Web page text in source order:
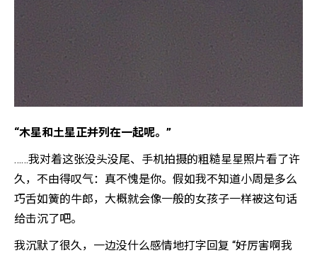
“木星和土星正并列在一起呢。”
……我对着这张没头没尾、手机拍摄的粗糙星星照片看了许
久，不由得叹气：真不愧是你。假如我不知道小周是多么
巧舌如簧的牛郎，大概就会像一般的女孩子一样被这句话
给击沉了吧。
我沉默了很久，一边没什么感情地打字回复 “好厉害啊我